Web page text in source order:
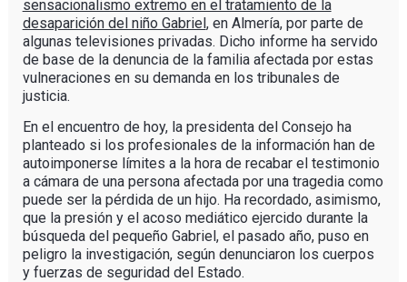
sensacionalismo extremo en el tratamiento de la
desaparición del niño Gabriel, en Almería, por parte de
algunas televisiones privadas. Dicho informe ha servido
de base de la denuncia de la familia afectada por estas
vulneraciones en su demanda en los tribunales de
justicia.
En el encuentro de hoy, la presidenta del Consejo ha
planteado si los profesionales de la información han de
autoimponerse límites a la hora de recabar el testimonio
a cámara de una persona afectada por una tragedia como
puede ser la pérdida de un hijo. Ha recordado, asimismo,
que la presión y el acoso mediático ejercido durante la
búsqueda del pequeño Gabriel, el pasado año, puso en
peligro la investigación, según denunciaron los cuerpos
y fuerzas de seguridad del Estado.